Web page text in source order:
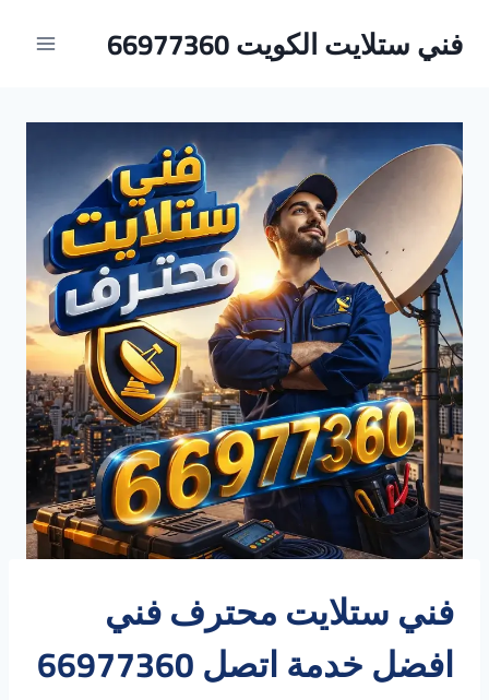
المحتوى
فني ستلايت الكويت 66977360
فني ستلايت محترف فني
افضل خدمة اتصل 66977360